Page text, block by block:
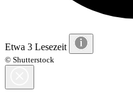
Etwa 3 Lesezeit
© Shutterstock